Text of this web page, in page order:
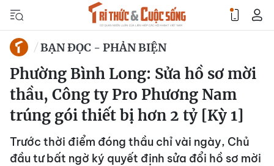
BẠN ĐỌC - PHẢN BIỆN
Phường Bình Long: Sửa hồ sơ mời
thầu, Công ty Pro Phương Nam
trúng gói thiết bị hơn 2 tỷ [Kỳ 1]
Trước thời điểm đóng thầu chỉ vài ngày, Chủ
đầu tư bất ngờ ký quyết định sửa đổi hồ sơ mời